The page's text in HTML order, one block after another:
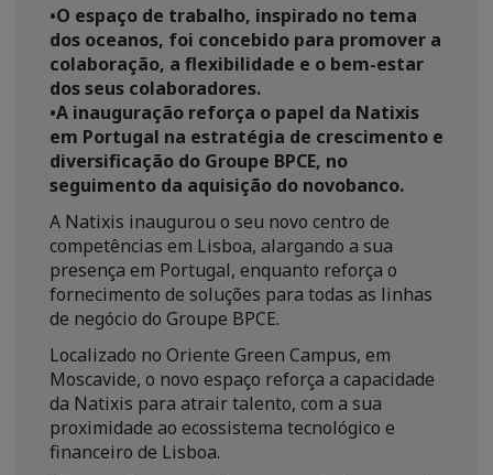
•O espaço de trabalho, inspirado no tema
dos oceanos, foi concebido para promover a
colaboração, a flexibilidade e o bem-estar
dos seus colaboradores.
•A inauguração reforça o papel da Natixis
em Portugal na estratégia de crescimento e
diversificação do Groupe BPCE, no
seguimento da aquisição do novobanco.
A Natixis inaugurou o seu novo centro de
competências em Lisboa, alargando a sua
presença em Portugal, enquanto reforça o
fornecimento de soluções para todas as linhas
de negócio do Groupe BPCE.
Localizado no Oriente Green Campus, em
Moscavide, o novo espaço reforça a capacidade
da Natixis para atrair talento, com a sua
proximidade ao ecossistema tecnológico e
financeiro de Lisboa.